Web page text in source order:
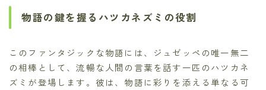
物語の鍵を握るハツカネズミの役割
このファンタジックな物語には、ジュゼッペの唯一無二
の相棒として、流暢な人間の言葉を話す一匹のハツカネ
ズミが登場します。彼は、物語に彩りを添える単なる可